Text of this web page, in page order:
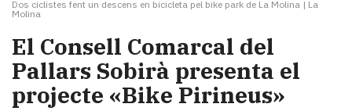
Dos ciclistes fent un descens en bicicleta pel bike park de La Molina | La
Molina
​El Consell Comarcal del
Pallars Sobirà presenta el
projecte «Bike Pirineus»